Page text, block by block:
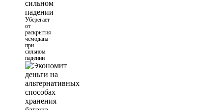
Уберегает
от
раскрытия
чемодана
при
сильном
падении